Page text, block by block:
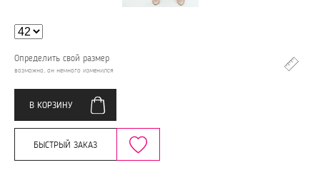
Определить свой размер
возможно, он немного изменился
В КОРЗИНУ
БЫСТРЫЙ ЗАКАЗ